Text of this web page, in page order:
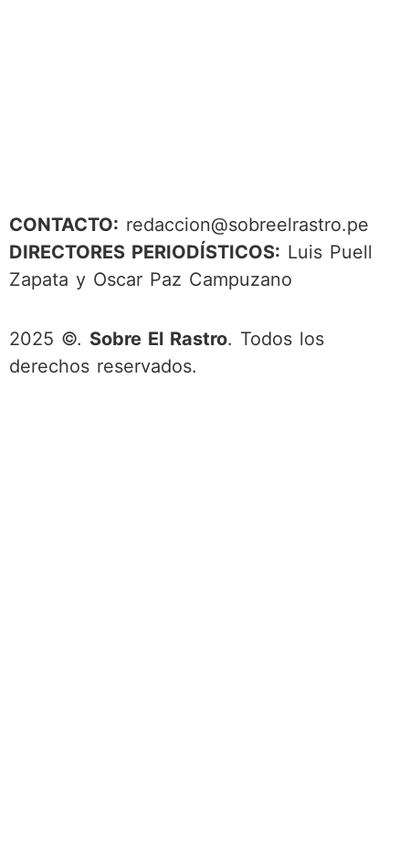
CONTACTO: redaccion@sobreelrastro.pe
DIRECTORES PERIODÍSTICOS: Luis Puell
Zapata y Oscar Paz Campuzano
2025 ©. Sobre El Rastro. Todos los
derechos reservados.